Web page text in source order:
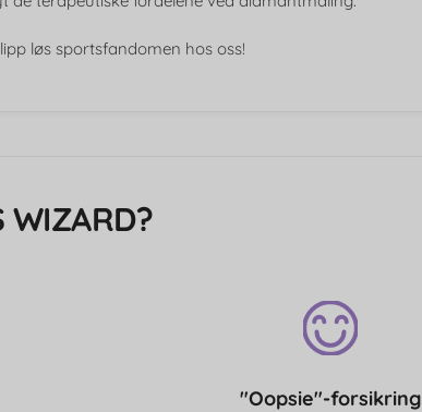
løs sportsfandomen hos oss!
WIZARD?
"Oopsie"-forsikring